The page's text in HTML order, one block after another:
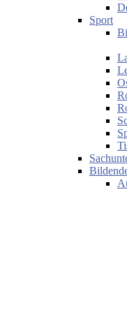
Sport